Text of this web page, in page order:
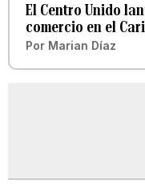
El Centro Unido
comercio en el
Por Marian Díaz